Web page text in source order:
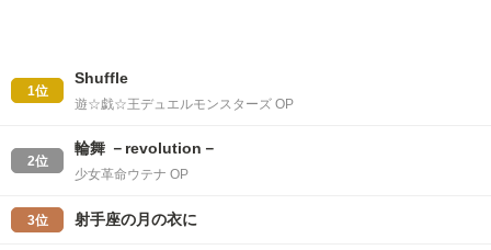
1位
Shuffle
遊☆戯☆王デュエルモンスターズ OP
2位
輪舞 －revolution－
少女革命ウテナ OP
3位 射手座の月の衣に